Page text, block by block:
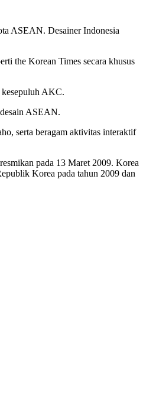
ASEAN. Desainer Indonesia
the Korean Times secara khusus
AKC.
ASEAN.
serta beragam aktivitas interaktif
pada 13 Maret 2009. Korea
Korea pada tahun 2009 dan